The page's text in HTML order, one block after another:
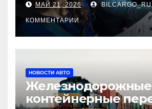
МАЙ 21, 2026 BILCARGO_RU
КОММЕНТАРИИ
НОВОСТИ АВТО
Железнодорожные
контейнерные